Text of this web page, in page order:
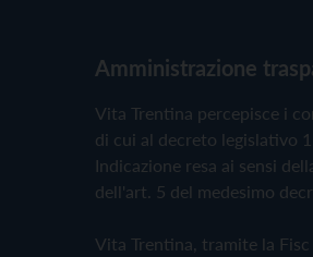
Amministrazione
Vita Trentina percepisce i
di cui al decreto legislativo
Indicazione resa ai sensi
dell'art. 5 del medesimo
Vita Trentina, tramite la